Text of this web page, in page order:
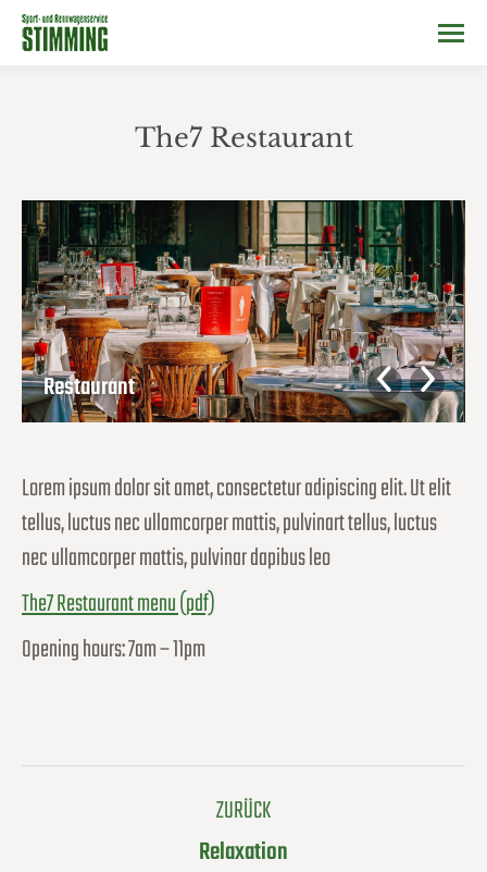
The7 Restaurant
Restaurant
Lorem ipsum dolor sit amet, consectetur adipiscing elit. Ut elit
tellus, luctus nec ullamcorper mattis, pulvinart tellus, luctus
nec ullamcorper mattis, pulvinar dapibus leo
The7 Restaurant menu (pdf)
Opening hours: 7am – 11pm
ZURÜCK
Vorheriges
Relaxation